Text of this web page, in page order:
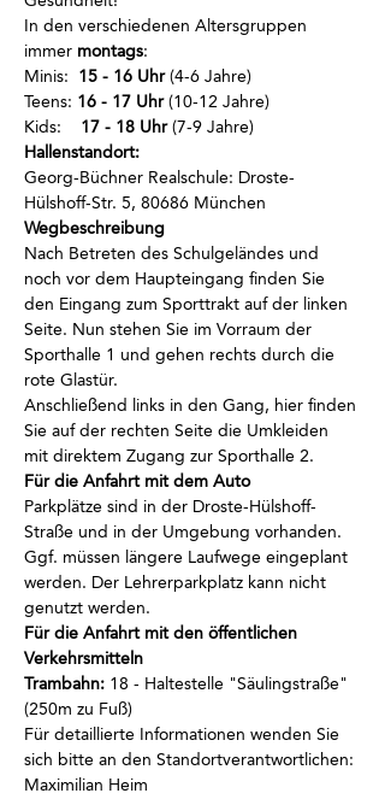
In den verschiedenen Altersgruppen
immer montags:
Minis: 15 - 16 Uhr (4-6 Jahre)
Teens: 16 - 17 Uhr (10-12 Jahre)
Kids: 17 - 18 Uhr (7-9 Jahre)
Hallenstandort:
Georg-Büchner Realschule: Droste-
Hülshoff-Str. 5, 80686 München
Wegbeschreibung
Nach Betreten des Schulgeländes und
noch vor dem Haupteingang finden Sie
den Eingang zum Sporttrakt auf der linken
Seite. Nun stehen Sie im Vorraum der
Sporthalle 1 und gehen rechts durch die
rote Glastür.
Anschließend links in den Gang, hier finden
Sie auf der rechten Seite die Umkleiden
mit direktem Zugang zur Sporthalle 2.
Für die Anfahrt mit dem Auto
Parkplätze sind in der Droste-Hülshoff-
Straße und in der Umgebung vorhanden.
Ggf. müssen längere Laufwege eingeplant
werden. Der Lehrerparkplatz kann nicht
genutzt werden.
Für die Anfahrt mit den öffentlichen
Verkehrsmitteln
Trambahn: 18 - Haltestelle "Säulingstraße"
(250m zu Fuß)
Für detaillierte Informationen wenden Sie
sich bitte an den Standortverantwortlichen:
Maximilian Heim